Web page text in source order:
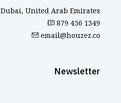
Dubai, United Arab Emirates
879 456 1349
email@houzez.co
Newsletter